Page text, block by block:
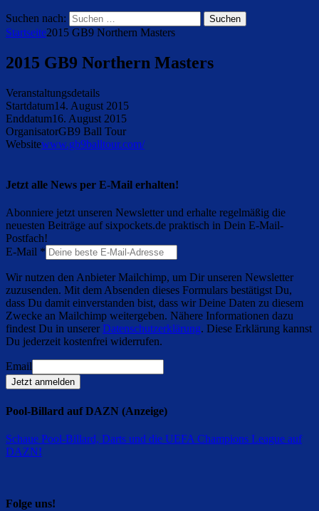
Suchen nach:
Startseite2015 GB9 Northern Masters
2015 GB9 Northern Masters
Veranstaltungsdetails
Startdatum14. August 2015
Enddatum16. August 2015
OrganisatorGB9 Ball Tour
Websitewww.gb9balltour.com/
Jetzt alle News per E-Mail erhalten!
Abonniere jetzt unseren Newsletter und erhalte regelmäßig die
neuesten Beiträge auf sixpockets.de praktisch in Dein E-Mail-
Postfach!
E-Mail *
Wir nutzen den Anbieter Mailchimp, um Dir unseren Newsletter
zuzusenden. Mit dem Absenden dieses Formulars bestätigst Du,
dass Du damit einverstanden bist, dass wir Deine Daten zu diesem
Zwecke an Mailchimp weitergeben. Nähere Informationen dazu
findest Du in unsererDatenschutzerklärung. Diese Erklärung kannst
Du jederzeit kostenfrei widerrufen.
Email
Jetzt anmelden
Pool-Billard auf DAZN (Anzeige)
Schaue Pool-Billard, Darts und die UEFA Champions League auf
DAZN!
Folge uns!